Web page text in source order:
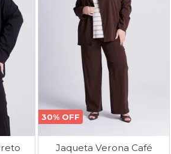
30% OFF
Jaqueta Verona Café